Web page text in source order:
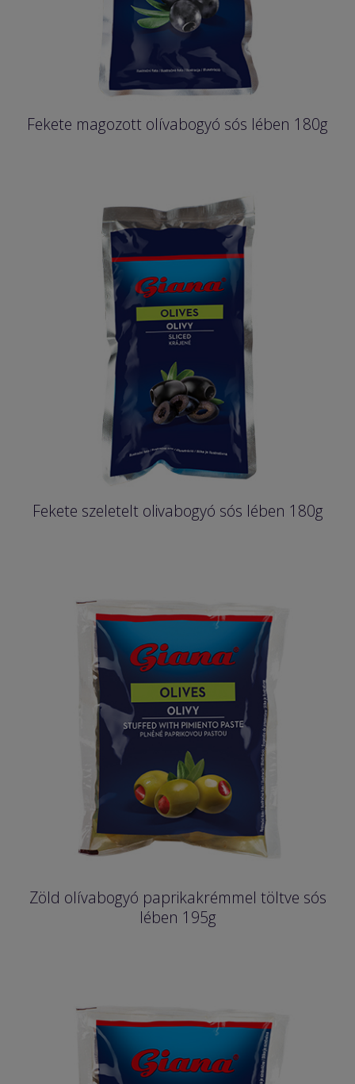
Fekete magozott olívabogyó sós lében 180g
Fekete szeletelt olivabogyó sós lében 180g
Zöld olívabogyó paprikakrémmel töltve sós
lében 195g